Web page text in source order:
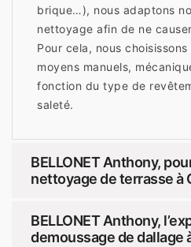
brique…), nous adaptons
nettoyage afin de ne
Pour cela, nous
moyens manuels,
fonction du type de
saleté.
BELLONET Anthony,
nettoyage de terrasse à
BELLONET Anthony,
demoussage de dallage